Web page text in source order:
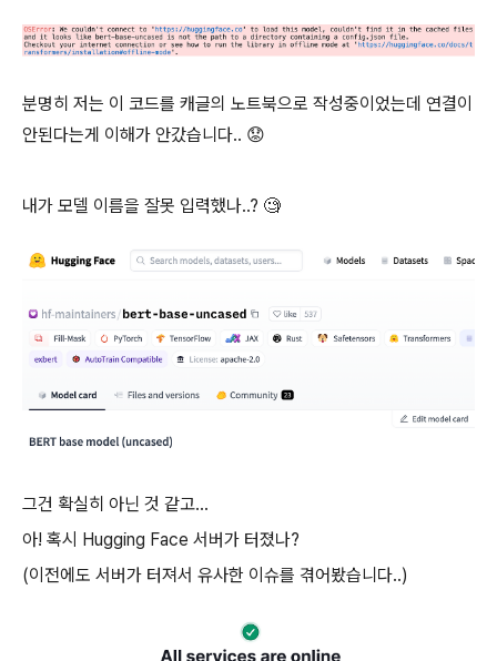
분명히 저는 이 코드를 캐글의 노트북으로 작성중이었는데 연결이
안된다는게 이해가 안갔습니다.. 😟
내가 모델 이름을 잘못 입력했나..? 🧐
그건 확실히 아닌 것 같고...
아! 혹시 Hugging Face 서버가 터졌나?
(이전에도 서버가 터져서 유사한 이슈를 겪어봤습니다..)